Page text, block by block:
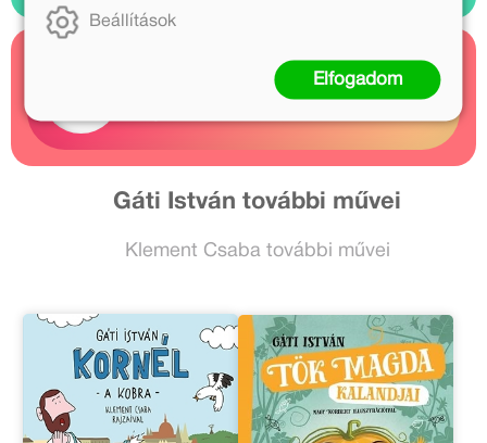
Kapcsolódó cikkek
Gáti István további művei
Klement Csaba további művei
Beállítások
Elfogadom